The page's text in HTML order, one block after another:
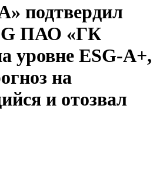
подтвердил
ПАО «ГК
уровне ESG-A+,
на
и отозвал